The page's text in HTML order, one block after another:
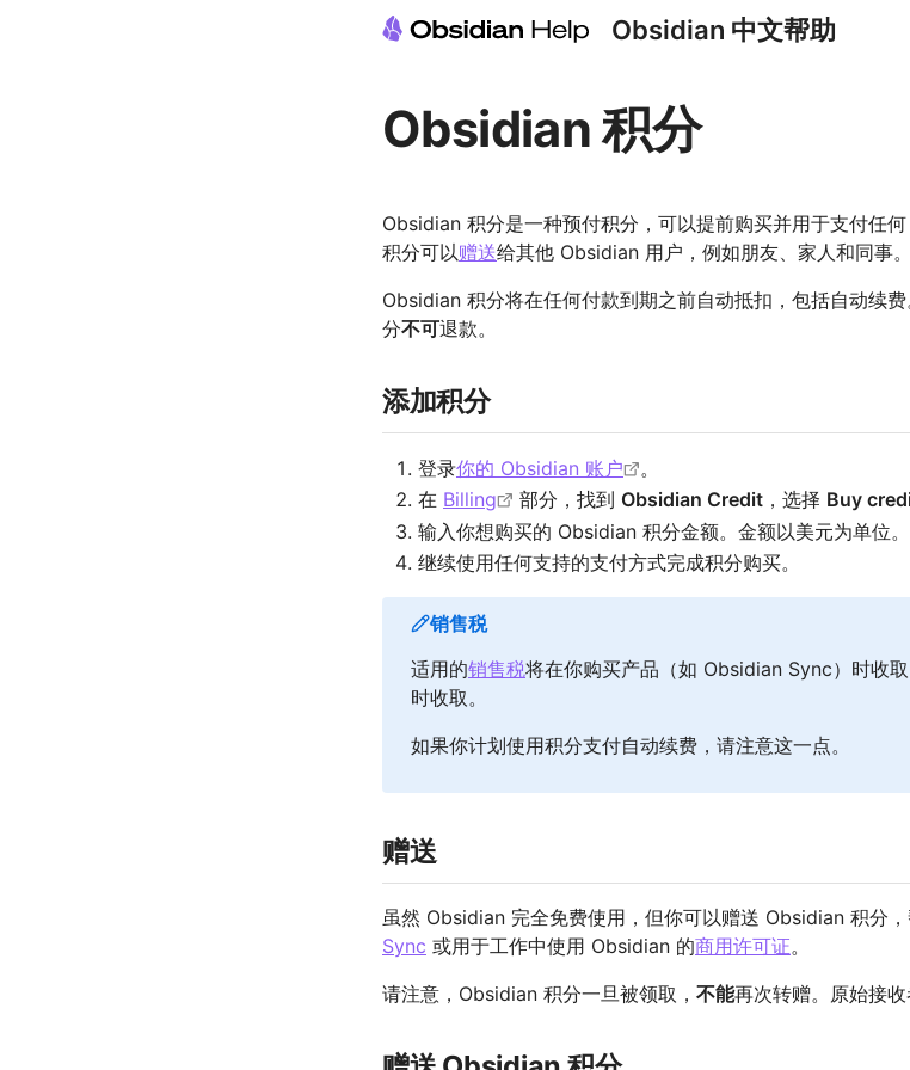
Obsidian 中文帮助
Obsidian 积分
Obsidian 积分是一种预付积分，可以提前购买并用于支付任
积分可以赠送给其他 Obsidian 用户，例如朋友、家人和同事。
Obsidian 积分将在任何付款到期之前自动抵扣，包括自动续
分不可退款。
添加积分
登录你的 Obsidian 账户
。
在 Billing 部分，找到 Obsidian Credit ，选择 Buy
输入你想购买的 Obsidian 积分金额。金额以美元为单位。
继续使用任何支持的支付方式完成积分购买。
销售税
适用的销售税将在你购买产品（如 Obsidian Sync）时收
时收取。
如果你计划使用积分支付自动续费，请注意这一点。
赠送
虽然 Obsidian 完全免费使用，但你可以赠送 Obsidian 积分
Sync 或用于工作中使用 Obsidian 的商用许可证。
请注意，Obsidian 积分一旦被领取， 不能再次转赠。原始接收